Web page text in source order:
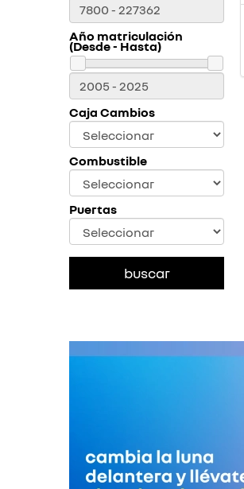
Año matriculación
(Desde - Hasta)
Caja Cambios
Combustible
Puertas